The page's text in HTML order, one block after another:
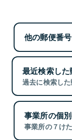
他の郵便番
最近検索し
過去に検索した
事業所の個
事業所の７け